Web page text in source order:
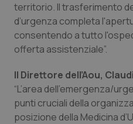
Veneto
Oncoematologia
Oncologia &
Psoriasi & pelle
Quotidiano
territorio. Il trasferimento
d’urgenza completa
consentendo a tutto
offerta assistenziale”.
Il Direttore dell’Aou,
“L’area dell’emergenza/
punti cruciali della
posizione della Medicina